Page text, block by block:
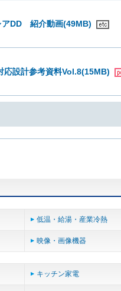
アDD 紹介動画(49MB)
応設計参考資料Vol.8(15MB)
低温・給湯・産業冷熱
映像・画像機器
キッチン家電